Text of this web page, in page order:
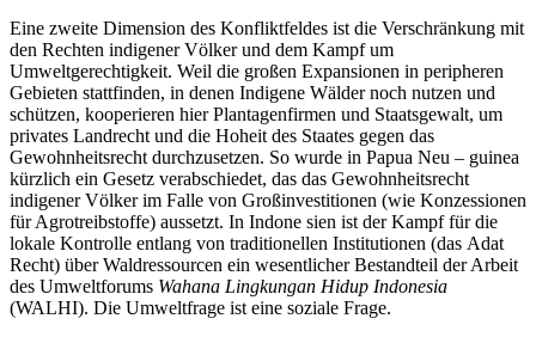
Eine zweite Dimension des Konfliktfeldes ist die Verschränkung mit
den Rechten indigener Völker und dem Kampf um
Umweltgerechtigkeit. Weil die großen Expansionen in peripheren
Gebieten stattfinden, in denen Indigene Wälder noch nutzen und
schützen, kooperieren hier Plantagenfirmen und Staatsgewalt, um
privates Landrecht und die Hoheit des Staates gegen das
Gewohnheitsrecht durchzusetzen. So wurde in Papua Neu – guinea
kürzlich ein Gesetz verabschiedet, das das Gewohnheitsrecht
indigener Völker im Falle von Großinvestitionen (wie Konzessionen
für Agrotreibstoffe) aussetzt. In Indone sien ist der Kampf für die
lokale Kontrolle entlang von traditionellen Institutionen (das Adat
Recht) über Waldressourcen ein wesentlicher Bestandteil der Arbeit
des Umweltforums Wahana Lingkungan Hidup Indonesia
(WALHI). Die Umweltfrage ist eine soziale Frage.